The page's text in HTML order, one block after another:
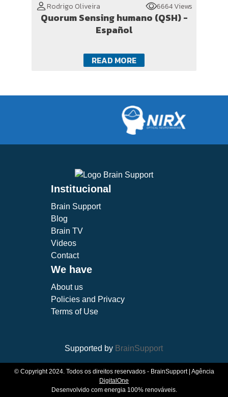
Rodrigo Oliveira 6664 Views
Quorum Sensing humano (QSH) -
Español
READ MORE
Institucional
Brain Support
Blog
Brain TV
Videos
Contact
We have
About us
Policies and Privacy
Terms of Use
Supported by BrainSupport
© Copyright 2024. Todos os direitos reservados - BrainSupport | Agência
DigitalOne
Desenvolvido com energia 100% renováveis.